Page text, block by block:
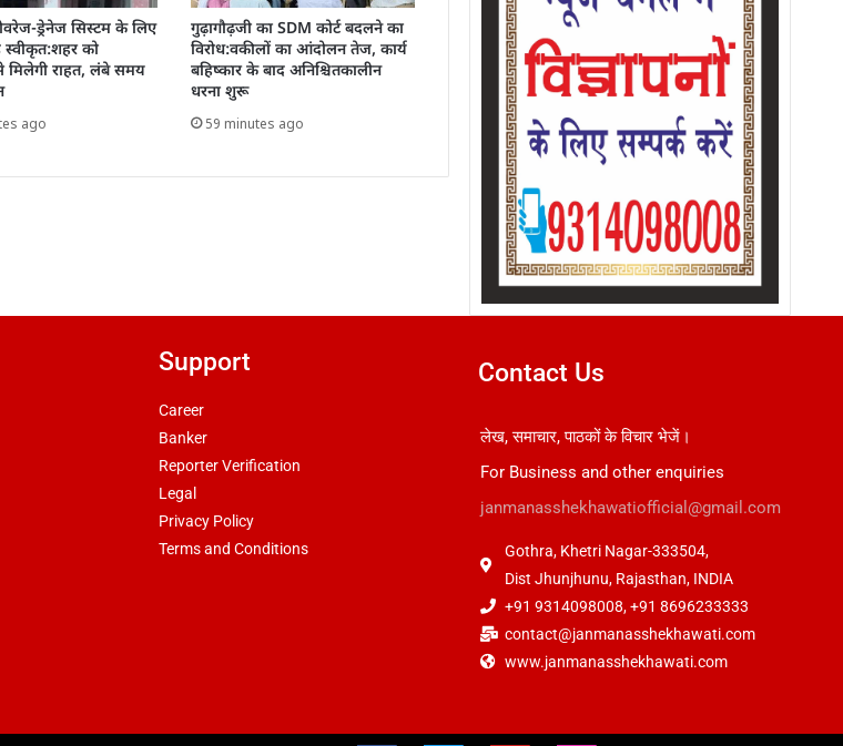
ड्रेनेज सिस्टम के लिए
स्वीकृत:शहर को
राहत, लंबे समय
ago
गुढ़ागौढ़जी का SDM कोर्ट बदलने का
विरोध:वकीलों का आंदोलन तेज, कार्य
बहिष्कार के बाद अनिश्चितकालीन
धरना शुरू
59 minutes ago
Support
Career
Banker
Reporter Verification
Legal
Privacy Policy
Terms and Conditions
Contact Us
लेख, समाचार, पाठकों के विचार भेजें।
For Business and other enquiries
janmanasshekhawatiofficial@gmail.com
Gothra, Khetri Nagar-333504,
Dist Jhunjhunu, Rajasthan, INDIA
+91 9314098008, +91 8696233333
contact@janmanasshekhawati.com
www.janmanasshekhawati.com